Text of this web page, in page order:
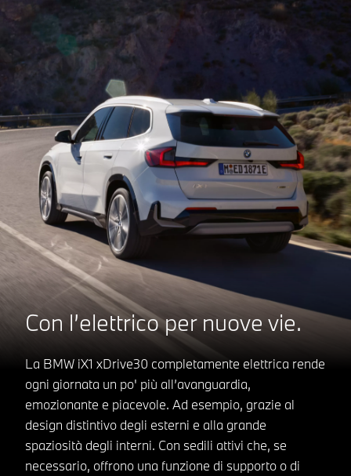
Con l’elettrico per nuove vie.
La BMW iX1 xDrive30 completamente elettrica rende
ogni giornata un po' più all’avanguardia,
emozionante e piacevole. Ad esempio, grazie al
design distintivo degli esterni e alla grande
spaziosità degli interni. Con sedili attivi che, se
necessario, offrono una funzione di supporto o di